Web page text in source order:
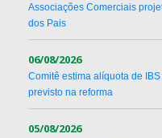
Associações Comerciais
dos Pais
06/08/2026
Comitê estima alíquota de
previsto na reforma
05/08/2026